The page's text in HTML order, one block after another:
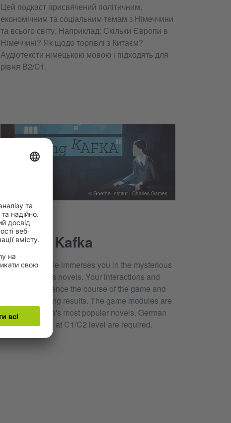
Цей подкаст присвячений політичним,
економічним та соціальним темам з Німеччини
та всього світу. Наприклад: Скільки Європи в
Німеччині? Як щодо торгівлі з Китаєм?
Аудіотексти німецькою мовою і підходять для
рівня B2/C1.
Videospiel
Playing Kafka
This video game immerses you in the mysterious
world of Kafka's novels. Your interactions and
decisions influence the course of the game and
lead to surprising results. The game modules are
based on Kafka's most popular novels. German
language skills at C1/C2 level are required.
© Goethe-Institut | Charles Games